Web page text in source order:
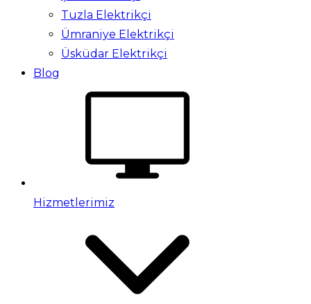
Tuzla Elektrikçi
Ümraniye Elektrikçi
Üsküdar Elektrikçi
Blog
Hizmetlerimiz